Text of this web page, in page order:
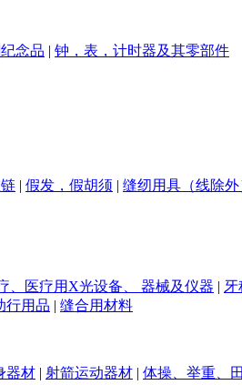
念品 | 钟，表，计时器及其零部件
| 假发，假胡须 | 缝纫用具（线除外
、医疗用X光设备、 器械及仪器 |
行用品 | 缝合用材料
器材 | 射箭运动器材 | 体操、举重、